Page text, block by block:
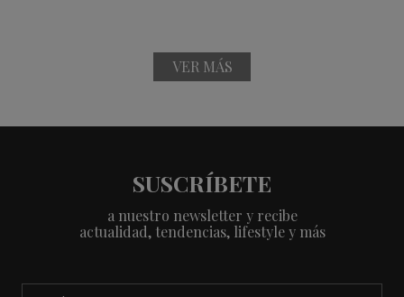
VER MÁS
SUSCRÍBETE
a nuestro newsletter y recibe
actualidad, tendencias, lifestyle y más